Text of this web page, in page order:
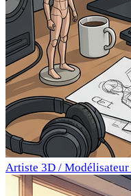
Artiste 3D / Modélisateur